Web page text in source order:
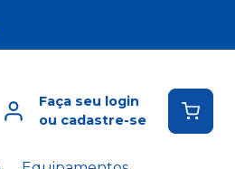
Faça seu login
ou cadastre-se